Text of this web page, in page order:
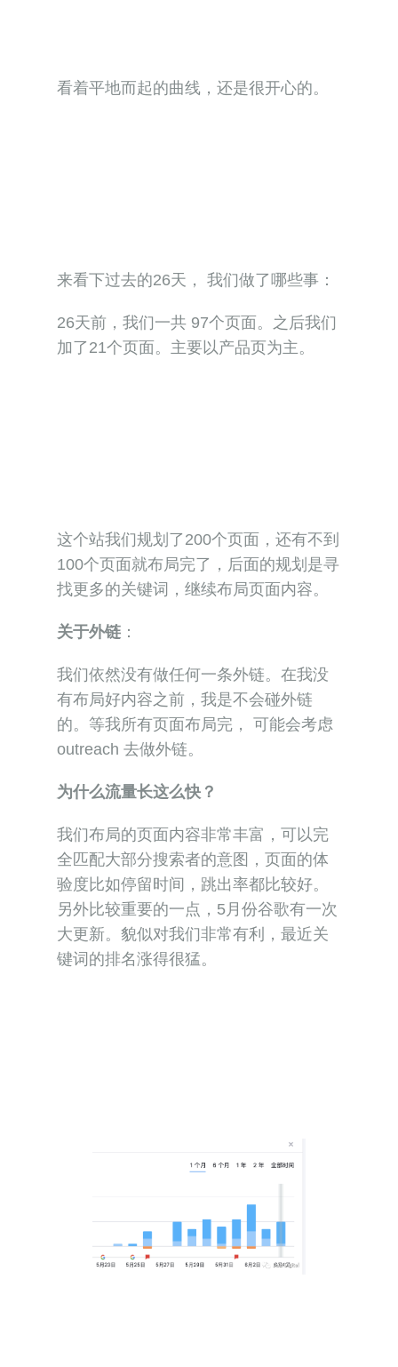
看着平地而起的曲线，还是很开心的。
加了21个页面。主要以产品页为主。
我们依然没有做任何一条外链。在我没
有布局好内容之前，我是不会碰外链
的。等我所有页面布局完， 可能会考虑
outreach 去做外链。
为什么流量长这么快？
我们布局的页面内容非常丰富，可以完
全匹配大部分搜索者的意图，页面的体
验度比如停留时间，跳出率都比较好。
另外比较重要的一点，5月份谷歌有一次
大更新。貌似对我们非常有利，最近关
键词的排名涨得很猛。